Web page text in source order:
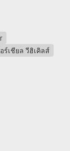
อร์เชียล วีฮิเคิลส์